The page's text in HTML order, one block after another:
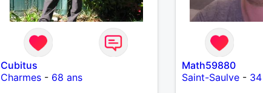
Cubitus
Charmes- 68 ans
Math59880
Saint-Saulve-